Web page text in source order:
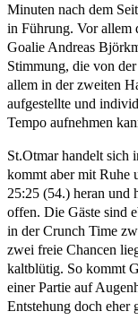
Minuten nach dem
in Führung. Vor allem
Goalie Andreas
Stimmung, die von
allem in der zweiten
aufgestellte und
Tempo aufnehmen
St.Otmar handelt sich
kommt aber mit Ruhe
25:25 (54.) heran und
offen. Die Gäste sind
in der Crunch Time
zwei freie Chancen
kaltblütig. So kommt
einer Partie auf
Entstehung doch eher